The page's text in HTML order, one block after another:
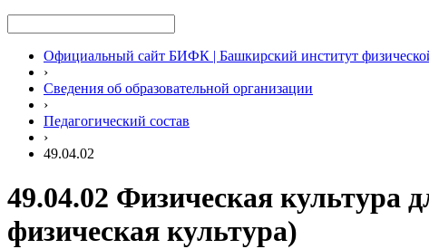
Официальный сайт БИФК | Башкирский институт
›
Сведения об образовательной организации
›
Педагогический состав
›
49.04.02
49.04.02 Физическая культура
физическая культура)